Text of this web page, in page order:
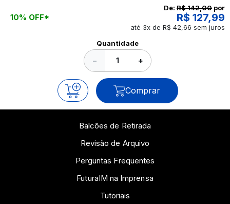
continue a leitura que vamos revelar para você!
10% OFF*
De: R$ 142,00 por
R$ 127,99
até 3x de R$ 42,66 sem juros
Quantidade
− +
Comprar
Balcões de Retirada
Revisão de Arquivo
Perguntas Frequentes
FuturaIM na Imprensa
Tutoriais